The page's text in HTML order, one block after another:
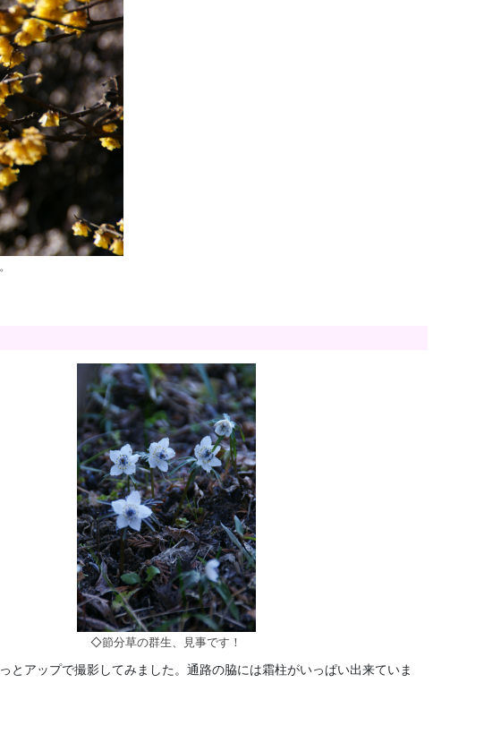
◇節分草の群生、見事です！
アップで撮影してみました。通路の脇には霜柱がいっぱい出来ていま